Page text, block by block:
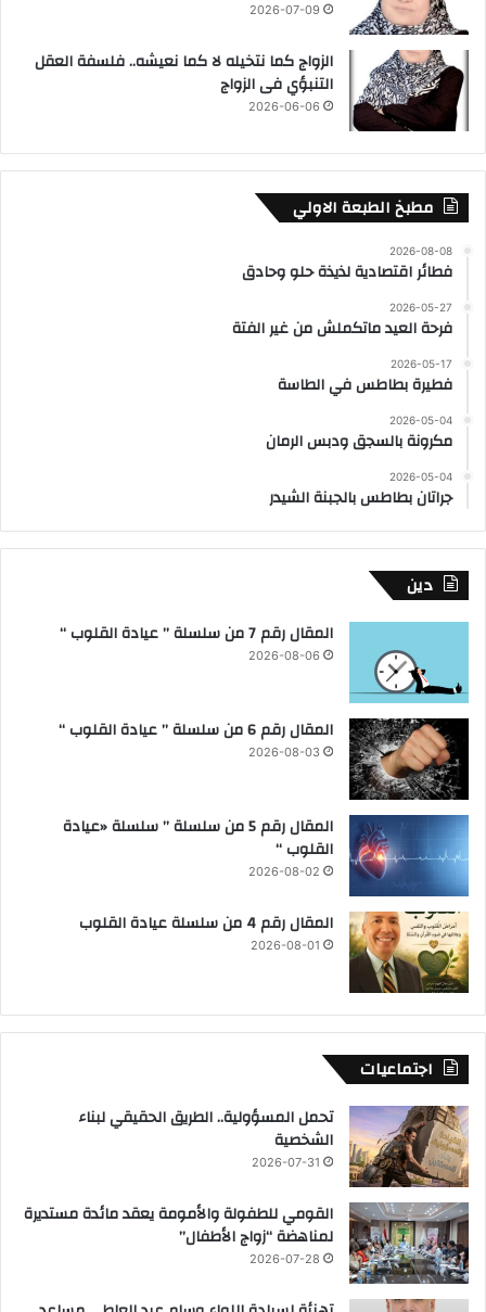
2026-07-09
الزواج كما نتخيله لا كما نعيشه.. فلسفة العقل
التنبؤي فى الزواج
2026-06-06
مطبخ الطبعة الاولي
2026-08-08
فطائر اقتصادية لذيذة حلو وحادق
2026-05-27
فرحة العيد ماتكملش من غير الفتة
2026-05-17
فطيرة بطاطس في الطاسة
2026-05-04
مكرونة بالسجق ودبس الرمان
2026-05-04
جراتان بطاطس بالجبنة الشيدر
دين
المقال رقم 7 من سلسلة ” عيادة القلوب “
2026-08-06
المقال رقم 6 من سلسلة ” عيادة القلوب “
2026-08-03
المقال رقم 5 من سلسلة ” سلسلة «عيادة
القلوب “
2026-08-02
المقال رقم 4 من سلسلة عيادة القلوب
2026-08-01
اجتماعيات
تحمل المسؤولية.. الطريق الحقيقي لبناء
الشخصية
2026-07-31
القومي للطفولة والأمومة يعقد مائدة مستديرة
لمناهضة “زواج الأطفال”
2026-07-28